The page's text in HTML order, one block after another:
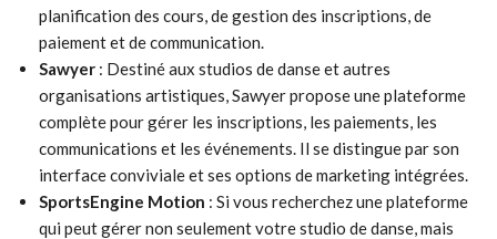
planification des cours, de gestion des inscriptions, de
paiement et de communication.
Sawyer : Destiné aux studios de danse et autres
organisations artistiques, Sawyer propose une plateforme
complète pour gérer les inscriptions, les paiements, les
communications et les événements. Il se distingue par son
interface conviviale et ses options de marketing intégrées.
SportsEngine Motion : Si vous recherchez une plateforme
qui peut gérer non seulement votre studio de danse, mais